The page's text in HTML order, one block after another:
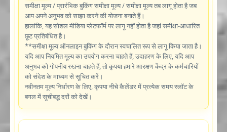
समीक्षा मूल्य / प्रारंभिक बुकिंग समीक्षा मूल्य / समीक्षा मूल्य तब लागू होता है जब
आप अपने अनुभव को साझा करने की योजना बनाते हैं।
हालांकि, यह सोशल मीडिया प्लेटफॉर्म पर लागू नहीं होता है जहां समीक्षा-आधारित
छूट प्रतिबंधित है।
**समीक्षा मूल्य ऑनलाइन बुकिंग के दौरान स्वचालित रूप से लागू किया जाता है।
यदि आप नियमित मूल्य का उपयोग करना चाहते हैं, उदाहरण के लिए, यदि आप
अनुभव को गोपनीय रखना चाहते हैं, तो कृपया हमारे आरक्षण केंद्र के कर्मचारियों
को संदेश के माध्यम से सूचित करें।
नवीनतम मूल्य निर्धारण के लिए, कृपया नीचे कैलेंडर में प्रत्येक समय स्लॉट के
बगल में सूचीबद्ध दरों को देखें।